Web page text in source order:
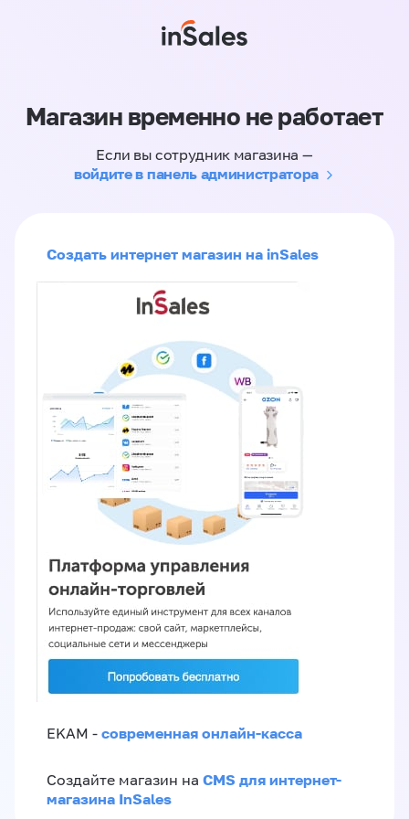
Магазин временно не работает
Если вы сотрудник магазина —
войдите в панель администратора
Создать интернет магазин на inSales
EKAM - современная онлайн-касса
Создайте магазин на CMS для интернет-
магазина InSales